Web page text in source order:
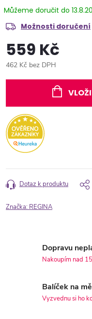
Možnosti doručení
559 Kč
462 Kč bez DPH
Dotaz k produktu
Značka: REGINA
Dopravu
Nakoupím nad
Balíček na
Vyzvednu si ho